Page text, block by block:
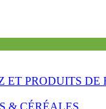
ET PRODUITS DE
& CÉRÉALES